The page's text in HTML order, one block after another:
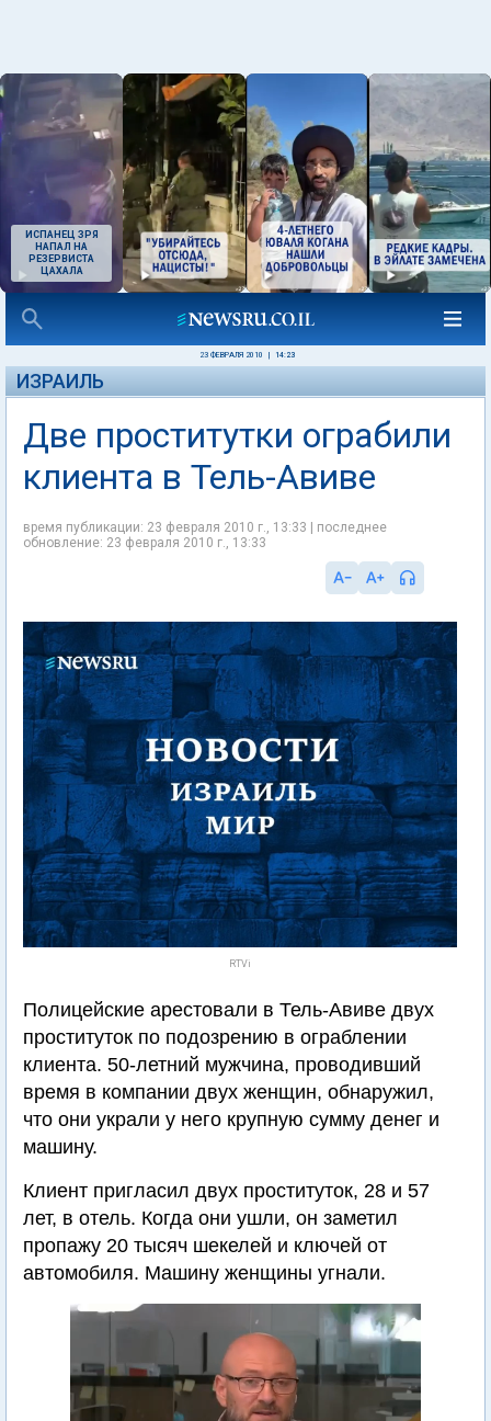
ИСПАНЕЦ ЗРЯ
НАПАЛ НА
РЕЗЕРВИСТА
ЦАХАЛА
23 ФЕВРАЛЯ 2010 14:23
ИЗРАИЛЬ
Две проститутки ограбили
клиента в Тель-Авиве
время публикации: 23 февраля 2010 г., 13:33 | последнее
обновление: 23 февраля 2010 г., 13:33
RTVi
Полицейские арестовали в Тель-Авиве двух
проституток по подозрению в ограблении
клиента. 50-летний мужчина, проводивший
время в компании двух женщин, обнаружил,
что они украли у него крупную сумму денег и
машину.
Клиент пригласил двух проституток, 28 и 57
лет, в отель. Когда они ушли, он заметил
пропажу 20 тысяч шекелей и ключей от
автомобиля. Машину женщины угнали.